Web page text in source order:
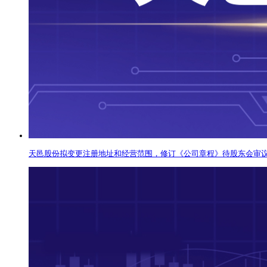
天邑股份拟变更注册地址和经营范围，修订《公司章程》待股东会审